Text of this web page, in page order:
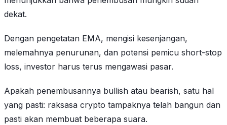
dekat.
Dengan pengetatan EMA, mengisi kesenjangan,
melemahnya penurunan, dan potensi pemicu short-stop
loss, investor harus terus mengawasi pasar.
Apakah penembusannya bullish atau bearish, satu hal
yang pasti: raksasa crypto tampaknya telah bangun dan
pasti akan membuat beberapa suara.